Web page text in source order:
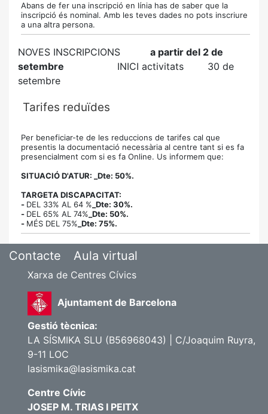
Abans de fer una inscripció en línia has de saber que la
inscripció és nominal. Amb les teves dades no pots inscriure
a una altra persona.
NOVES INSCRIPCIONS a partir del 2 de
setembre
INICI activitats
30 de
setembre
Tarifes reduïdes
Per beneficiar-te de les reduccions de tarifes cal que
presentis la documentació necessària al centre tant si es fa
presencialment com si es fa Online. Us informem que:
SITUACIÓ D'ATUR: _Dte: 50%.
TARGETA DISCAPACITAT:
- DEL 33% AL 64 % _Dte: 30%.
- DEL 65% AL 74% _Dte: 50%.
- MÉS DEL 75% _Dte: 75%.
Contacte Aula virtual
Xarxa de Centres Cívics
Ajuntament de Barcelona
Gestió tècnica:
LA SÍSMIKA SLU (B56968043) | C/Joaquim Ruyra,
9-11 LOC
lasismika@lasismika.cat
Centre Cívic
JOSEP M. TRIAS I PEITX